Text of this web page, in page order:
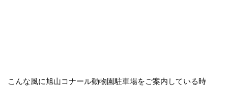
こんな風に旭山コナール動物園駐車場をご案内している時